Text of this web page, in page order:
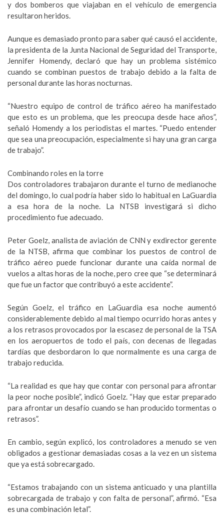
y dos bomberos que viajaban en el vehículo de emergencia
resultaron heridos.
Aunque es demasiado pronto para saber qué causó el accidente,
la presidenta de la Junta Nacional de Seguridad del Transporte,
Jennifer Homendy, declaró que hay un problema sistémico
cuando se combinan puestos de trabajo debido a la falta de
personal durante las horas nocturnas.
“Nuestro equipo de control de tráfico aéreo ha manifestado
que esto es un problema, que les preocupa desde hace años”,
señaló Homendy a los periodistas el martes. “Puedo entender
que sea una preocupación, especialmente si hay una gran carga
de trabajo”.
Combinando roles en la torre
Dos controladores trabajaron durante el turno de medianoche
del domingo, lo cual podría haber sido lo habitual en LaGuardia
a esa hora de la noche. La NTSB investigará si dicho
procedimiento fue adecuado.
Peter Goelz, analista de aviación de CNN y exdirector gerente
de la NTSB, afirma que combinar los puestos de control de
tráfico aéreo puede funcionar durante una caída normal de
vuelos a altas horas de la noche, pero cree que “se determinará
que fue un factor que contribuyó a este accidente”.
Según Goelz, el tráfico en LaGuardia esa noche aumentó
considerablemente debido al mal tiempo ocurrido horas antes y
a los retrasos provocados por la escasez de personal de la TSA
en los aeropuertos de todo el país, con decenas de llegadas
tardías que desbordaron lo que normalmente es una carga de
trabajo reducida.
“La realidad es que hay que contar con personal para afrontar
la peor noche posible”, indicó Goelz. “Hay que estar preparado
para afrontar un desafío cuando se han producido tormentas o
retrasos”.
En cambio, según explicó, los controladores a menudo se ven
obligados a gestionar demasiadas cosas a la vez en un sistema
que ya está sobrecargado.
“Estamos trabajando con un sistema anticuado y una plantilla
sobrecargada de trabajo y con falta de personal”, afirmó. “Esa
es una combinación letal”.